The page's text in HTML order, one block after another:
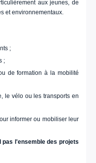
aux jeunes, de
et environnementaux.
;
;
de formation à la mobilité
le vélo ou les transports en
informer ou mobiliser leur
l'ensemble des projets